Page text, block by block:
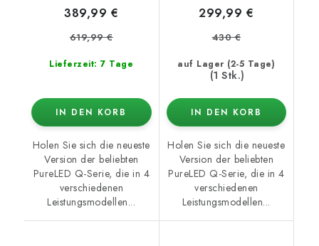
Lieferzeit: 7 Tage
389,99 €
619,99 €
IN DEN KORB
Holen Sie sich die neueste
Version der beliebten
PureLED Q-Serie, die in 4
verschiedenen
Leistungsmodellen...
auf Lager (2-5 Tage)
(1 Stk.)
299,99 €
430 €
IN DEN KORB
Holen Sie sich die neueste
Version der beliebten
PureLED Q-Serie, die in 4
verschiedenen
Leistungsmodellen...